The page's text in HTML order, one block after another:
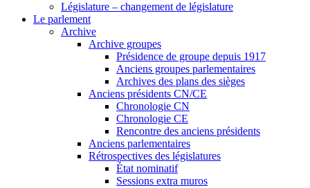
Législature – changement de législature
Le parlement
Archive
Archive groupes
Présidence de groupe depuis 1917
Anciens groupes parlementaires
Archives des plans des sièges
Anciens présidents CN/CE
Chronologie CN
Chronologie CE
Rencontre des anciens présidents
Anciens parlementaires
Rétrospectives des législatures
État nominatif
Sessions extra muros